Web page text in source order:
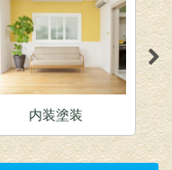
内装塗装